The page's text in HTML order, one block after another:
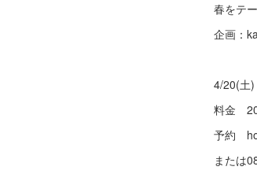
春をテ
企画：
4/20(土
料金
予約
または